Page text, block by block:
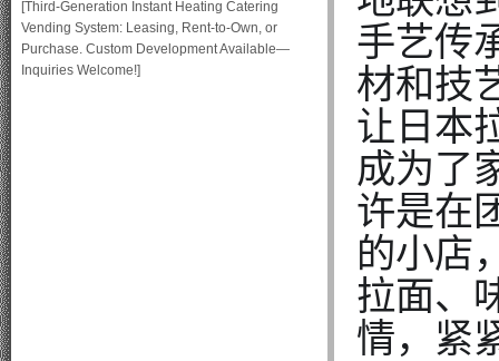
手艺传
材和技
让日本
成为了
许是在
的小店
拉面、
情，紧
[Third-Generation Instant Heating Catering
Vending System: Leasing, Rent-to-Own, or
Purchase. Custom Development Available—
Inquiries Welcome!]